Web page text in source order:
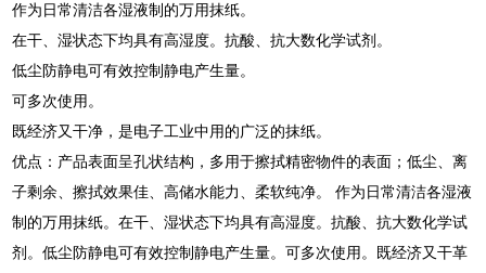
作为日常清洁各湿液制的万用抹纸。
在干、湿状态下均具有高湿度。抗酸、抗大数化学试剂。
低尘防静电可有效控制静电产生量。
可多次使用。
既经济又干净，是电子工业中用的广泛的抹纸。
优点：产品表面呈孔状结构，多用于擦拭精密物件的表面；低尘、离
子剩余、擦拭效果佳、高储水能力、柔软纯净。 作为日常清洁各湿液
制的万用抹纸。在干、湿状态下均具有高湿度。抗酸、抗大数化学试
剂。低尘防静电可有效控制静电产生量。可多次使用。既经济又干革